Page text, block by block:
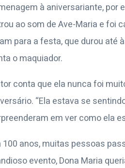
à aniversariante, por
ao som de Ave-Maria e foi
para a festa, que durou até
o maquiador.
conta que ela nunca foi
“Ela estava se
em ver como ela
100 anos, muitas pessoas
evento, Dona Maria